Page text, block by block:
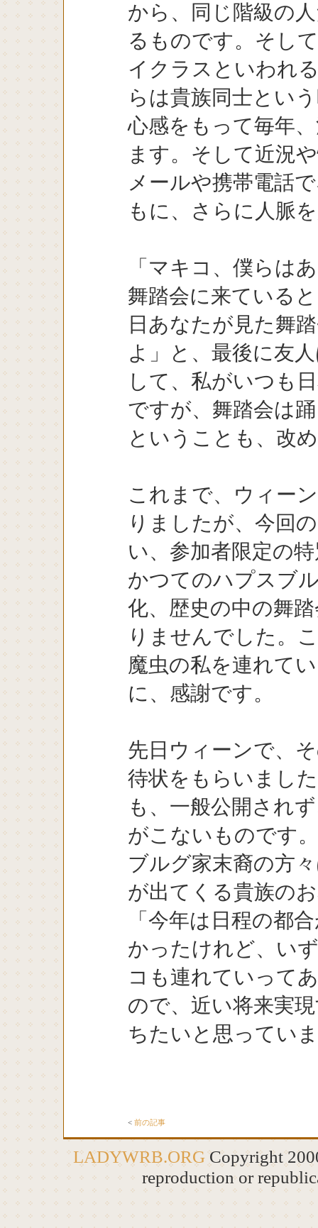
から、同じ階級の
るものです。そし
イクラスといわれ
らは貴族同士とい
心感をもって毎年
ます。そして近況
メールや携帯電話
もに、さらに人脈
「マキコ、僕らは
舞踏会に来ている
日あなたが見た舞
よ」と、最後に友
して、私がいつも
ですが、舞踏会は
ということも、改
これまで、ウィー
りましたが、今回
い、参加者限定の
かつてのハプスブ
化、歴史の中の舞
りませんでした。
魔虫の私を連れて
に、感謝です。
先日ウィーンで、
待状をもらいまし
も、一般公開され
がこないものです
ブルグ家末裔の方
が出てくる貴族の
「今年は日程の都
かったけれど、い
コも連れていって
ので、近い将来実
ちたいと思ってい
< 前の記事
LADYWRB.ORGCopyright
reproduction or